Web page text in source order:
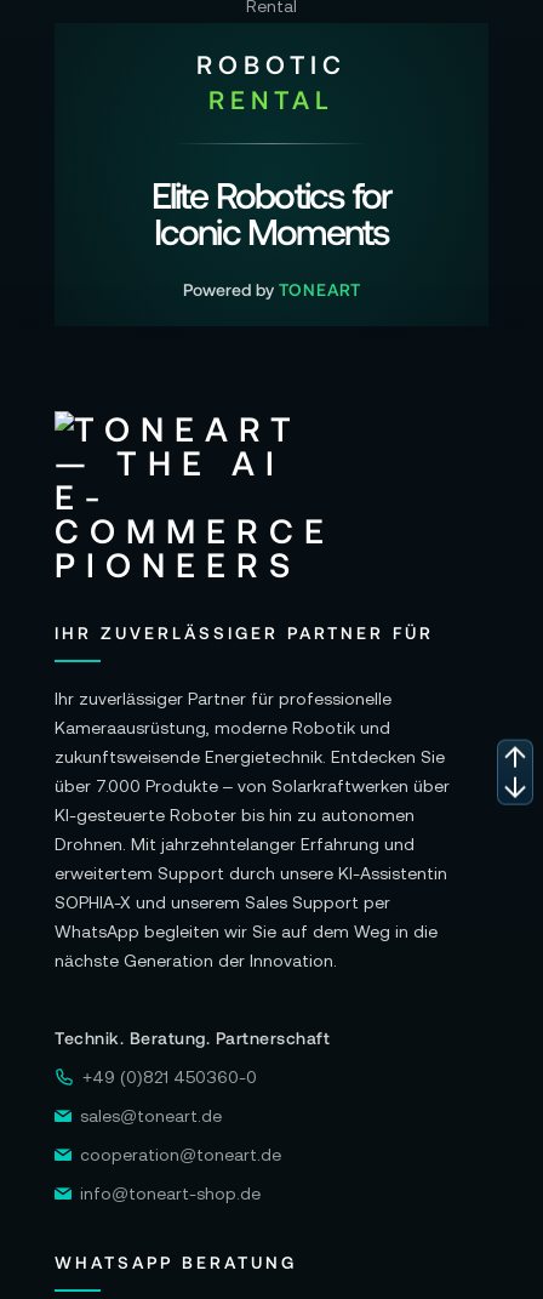
ROBOTIC
RENTAL
Elite Robotics for
Iconic Moments
Powered by TONEART
IHR ZUVERLÄSSIGER PARTNER FÜR
Ihr zuverlässiger Partner für professionelle
Kameraausrüstung, moderne Robotik und
zukunftsweisende Energietechnik. Entdecken Sie
über 7.000 Produkte – von Solarkraftwerken über
KI-gesteuerte Roboter bis hin zu autonomen
Drohnen. Mit jahrzehntelanger Erfahrung und
erweitertem Support durch unsere KI-Assistentin
SOPHIA-X und unserem Sales Support per
WhatsApp begleiten wir Sie auf dem Weg in die
nächste Generation der Innovation.
Technik. Beratung. Partnerschaft
+49 (0)821 450360-0
sales@toneart.de
cooperation@toneart.de
info@toneart-shop.de
WHATSAPP BERATUNG